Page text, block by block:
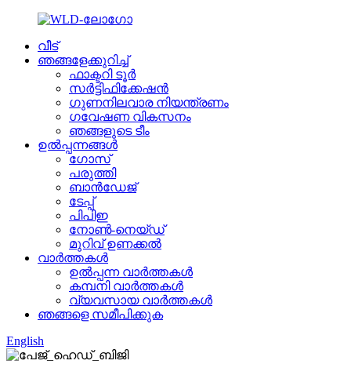
വീട്
ഞങ്ങളേക്കുറിച്ച്
ഫാക്ടറി ടൂർ
സർട്ടിഫിക്കേഷൻ
ഗുണനിലവാര നിയന്ത്രണം
ഗവേഷണ വികസനം
ഞങ്ങളുടെ ടീം
ഉൽപ്പന്നങ്ങൾ
ഗോസ്
പരുത്തി
ബാൻഡേജ്
ടേപ്പ്
പിപിഇ
നോൺ-നെയ്‌ഡ്
മുറിവ് ഉണക്കൽ
വാർത്തകൾ
ഉൽപ്പന്ന വാർത്തകൾ
കമ്പനി വാർത്തകൾ
വ്യവസായ വാർത്തകൾ
ഞങ്ങളെ സമീപിക്കുക
English